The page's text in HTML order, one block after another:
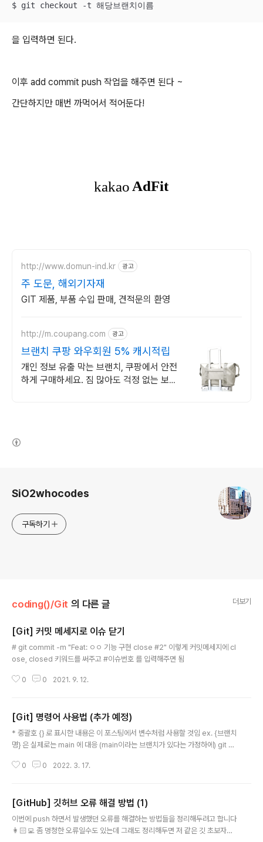
$ git checkout -t 해당브랜치이름
을 입력하면 된다.
이후 add commit push 작업을 해주면 된다 ~
간단하지만 매번 까먹어서 적어둔다!
http://www.domun-ind.kr 광고
주 도문, 해외기자재
GIT 제품, 부품 수입 판매, 견적문의 환영
http://m.coupang.com 광고
브랜치 쿠팡 와우회원 5% 캐시적립
개인 정보 유출 막는 브랜치, 쿠팡에서 안전
하게 구매하세요. 짐 많아도 걱정 없는 보조
SiO2whocodes
구독하기
coding()/Git 의 다른 글 더보기
[Git] 커밋 메세지로 이슈 닫기
# git commit -m "Feat: ㅇㅇ 기능 구현 close #2" 이렇게 커밋메세지에 cl
ose, closed 키워드를 써주고 #이슈번호 를 입력해주면 됨
0 0 2021. 9. 12.
[Git] 명령어 사용법 (추가 예정)
* 중괄호 {} 로 표시한 내용은 이 포스팅에서 변수처럼 사용할 것임 ex. {브랜치
명} 은 실제로는 main 에 대응 (main이라는 브랜치가 있다는 가정하에) git ch
작업한 내용 초기화 git diff : stage에 올라가지 않은 변경 내용을 보여줌 git
0 0 2022. 3. 17.
[GitHub] 깃허브 오류 해결 방법 (1)
이번에 push 하면서 발생했던 오류를 해결하는 방법들을 정리해두려고 합니다
👩🏻‍💻 좀 멍청한 오류일수도 있는데 그래도 정리해두면 저 같은 깃 초보자분